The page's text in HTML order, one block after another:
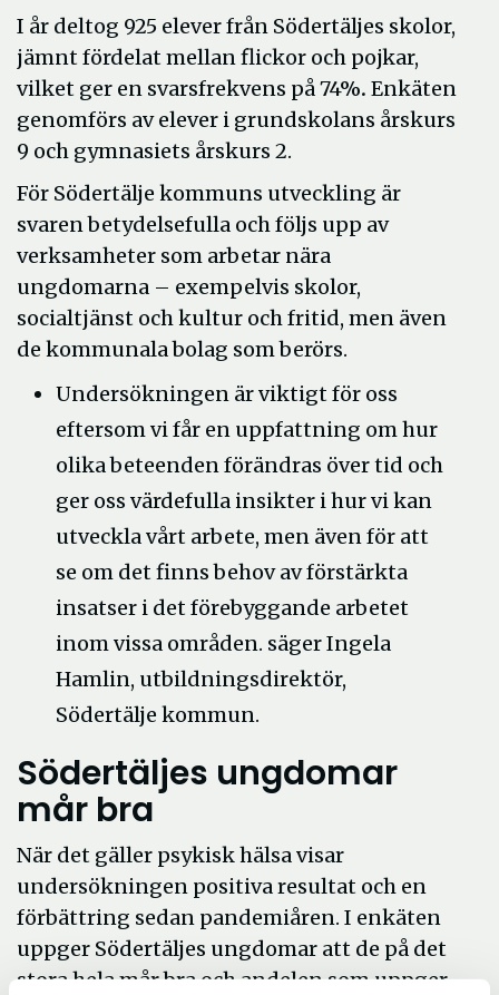
I år deltog 925 elever från Södertäljes skolor,
jämnt fördelat mellan flickor och pojkar,
vilket ger en svarsfrekvens på 74%. Enkäten
genomförs av elever i grundskolans årskurs
9 och gymnasiets årskurs 2.
För Södertälje kommuns utveckling är
svaren betydelsefulla och följs upp av
verksamheter som arbetar nära
ungdomarna – exempelvis skolor,
socialtjänst och kultur och fritid, men även
de kommunala bolag som berörs.
Undersökningen är viktigt för oss
eftersom vi får en uppfattning om hur
olika beteenden förändras över tid och
ger oss värdefulla insikter i hur vi kan
utveckla vårt arbete, men även för att
se om det finns behov av förstärkta
insatser i det förebyggande arbetet
inom vissa områden. säger Ingela
Hamlin, utbildningsdirektör,
Södertälje kommun.
Södertäljes ungdomar
mår bra
När det gäller psykisk hälsa visar
undersökningen positiva resultat och en
förbättring sedan pandemiåren. I enkäten
uppger Södertäljes ungdomar att de på det
stora hela mår bra och andelen som uppger